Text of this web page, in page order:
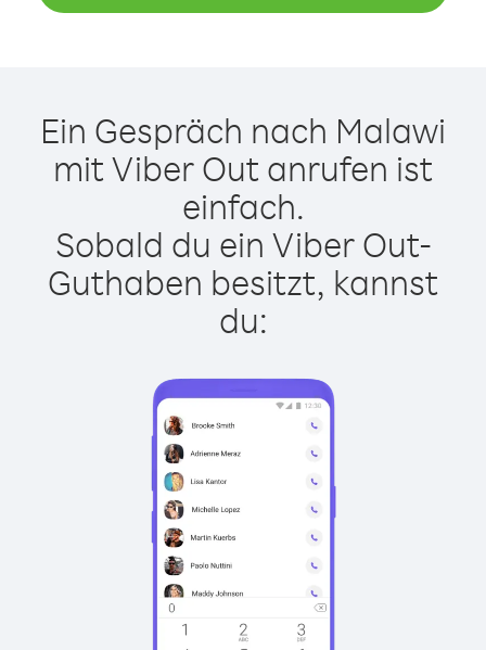
Ein Gespräch nach Malawi
mit Viber Out anrufen ist
einfach.
Sobald du ein Viber Out-
Guthaben besitzt, kannst
du: